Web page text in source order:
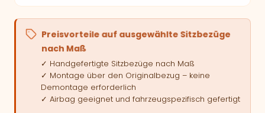
Preisvorteile auf ausgewählte Sitzbezüge
nach Maß
✓ Handgefertigte Sitzbezüge nach Maß
✓ Montage über den Originalbezug – keine
Demontage erforderlich
✓ Airbag geeignet und fahrzeugspezifisch gefertigt